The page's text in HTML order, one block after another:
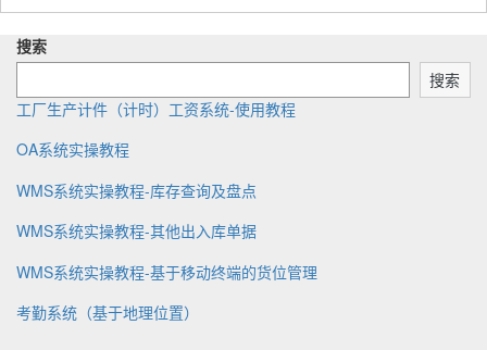
t
h
e
n
b
s
p
e
o
搜索
搜索
工厂生产计件（计时）工资系统-使用教程
OA系统实操教程
WMS系统实操教程-库存查询及盘点
WMS系统实操教程-其他出入库单据
WMS系统实操教程-基于移动终端的货位管理
考勤系统（基于地理位置）